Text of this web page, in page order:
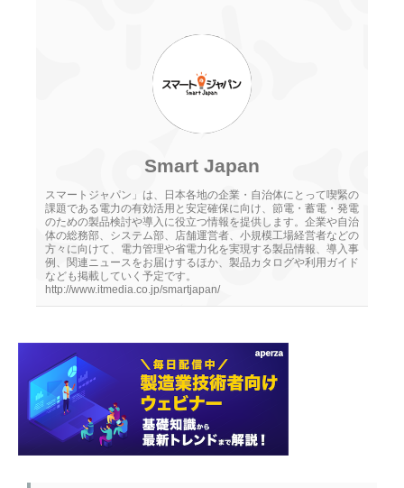
Smart Japan
スマートジャパン」は、日本各地の企業・自治体にとって喫緊の
課題である電力の有効活用と安定確保に向け、節電・蓄電・発電
のための製品検討や導入に役立つ情報を提供します。企業や自治
体の総務部、システム部、店舗運営者、小規模工場経営者などの
方々に向けて、電力管理や省電力化を実現する製品情報、導入事
例、関連ニュースをお届けするほか、製品カタログや利用ガイド
なども掲載していく予定です。
http://www.itmedia.co.jp/smartjapan/